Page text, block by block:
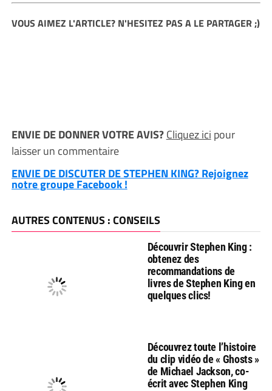
VOUS AIMEZ L'ARTICLE? N'HESITEZ PAS A LE PARTAGER ;)
ENVIE DE DONNER VOTRE AVIS?Cliquez ici pour
laisser un commentaire
ENVIE DE DISCUTER DE STEPHEN KING? Rejoignez
notre groupe Facebook !
AUTRES CONTENUS : CONSEILS
Découvrir Stephen King :
obtenez des
recommandations de
livres de Stephen King en
quelques clics!
Découvrez toute l’histoire
du clip vidéo de « Ghosts »
de Michael Jackson, co-
écrit avec Stephen King